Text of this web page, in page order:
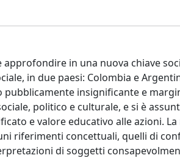
in una nuova chiave
in due paesi: Colombia e
insignificante e
politico e culturale, e si è
e valore educativo alle azioni. La
riferimenti concettuali, quelli di
di soggetti